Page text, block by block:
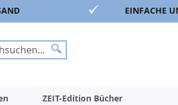
EINFACHE
Suche
ZEIT-Edition Bücher